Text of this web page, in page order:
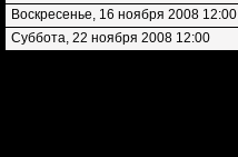
Воскресенье, 16 ноября 2008 12:00
Суббота, 22 ноября 2008 12:00